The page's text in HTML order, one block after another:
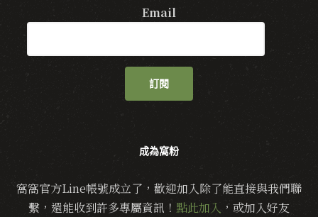
Email
訂閱
成為窩粉
窩窩官方Line帳號成立了，歡迎加入除了能直接與我們聯
繫，還能收到許多專屬資訊！ 點此加入 ，或加入好友